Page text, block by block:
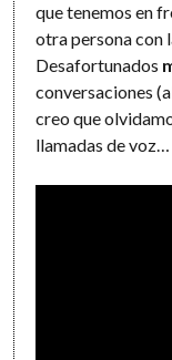
que tenemos en
otra persona con
Desafortunados
conversaciones
creo que
llamadas de voz…